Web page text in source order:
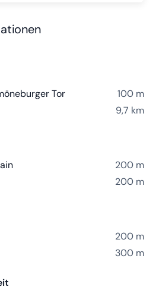
Tor
100 m
9,7 km
200 m
200 m
200 m
300 m